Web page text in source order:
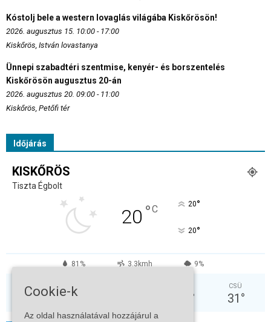
Kóstolj bele a western lovaglás világába Kiskőrösön!
2026. augusztus 15. 10:00 - 17:00
Kiskőrös, István lovastanya
Ünnepi szabadtéri szentmise, kenyér- és borszentelés
Kiskőrösön augusztus 20-án
2026. augusztus 20. 09:00 - 11:00
Kiskőrös, Petőfi tér
Időjárás
KISKŐRÖS
Tiszta Égbolt
20 °C 20°
20°
81% 3.3kmh 9%
VAS
32° 37 °
CSÜ
31 °
Cookie-k
Az oldal használatával hozzájárul a